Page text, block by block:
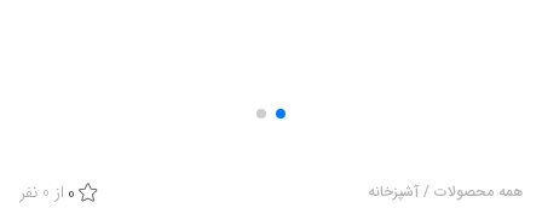
همه محصولات / آشپزخانه 0 از 0 نفر